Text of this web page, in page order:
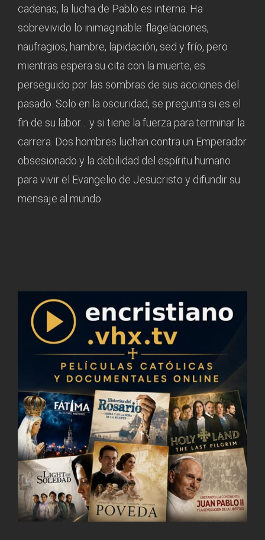
cadenas, la lucha de Pablo es interna. Ha
sobrevivido lo inimaginable: flagelaciones,
naufragios, hambre, lapidación, sed y frío, pero
mientras espera su cita con la muerte, es
perseguido por las sombras de sus acciones del
pasado. Solo en la oscuridad, se pregunta si es el
fin de su labor… y si tiene la fuerza para terminar la
carrera. Dos hombres luchan contra un Emperador
obsesionado y la debilidad del espíritu humano
para vivir el Evangelio de Jesucristo y difundir su
mensaje al mundo.